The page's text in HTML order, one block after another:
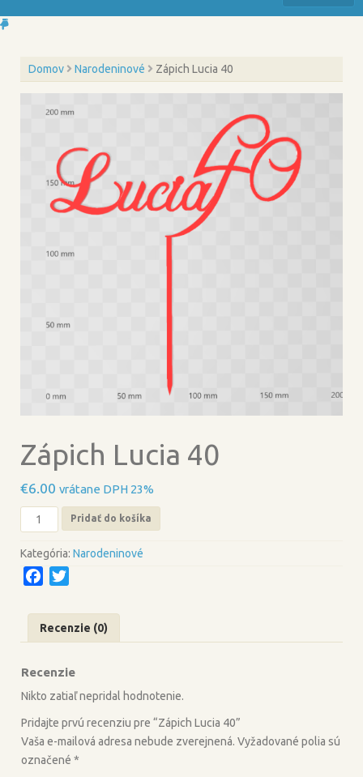
Domov Narodeninové Zápich Lucia 40
Zápich Lucia 40
€6.00 vrátane DPH 23%
množstvo
Zápich
Lucia
Pridať do košíka
Kategória: Narodeninové
c
e
o
o
i
t
e
r
Recenzie (0)
Recenzie
Nikto zatiaľ nepridal hodnotenie.
Pridajte prvú recenziu pre “Zápich Lucia 40”
Vaša e-mailová adresa nebude zverejnená. Vyžadované polia sú
označené *